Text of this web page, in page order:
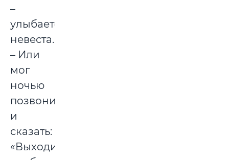
–
улыбается
невеста.
– Или
мог
ночью
позвонить
и
сказать:
«Выходи,